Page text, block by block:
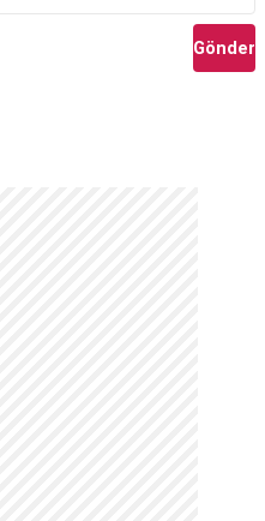
Gönder